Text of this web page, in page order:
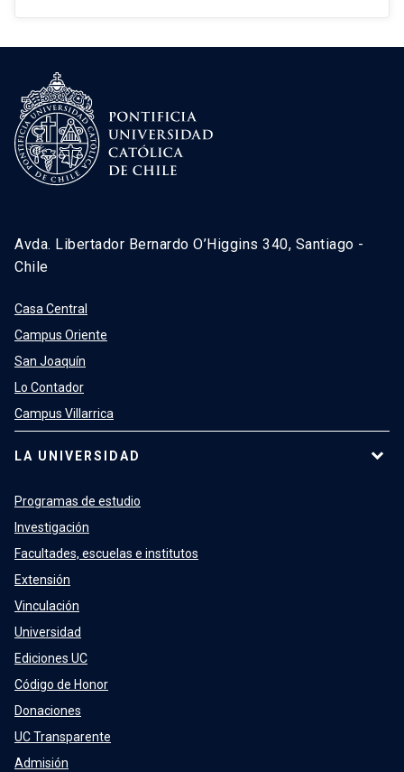
Avda. Libertador Bernardo O’Higgins 340, Santiago -
Chile
Casa Central
Campus Oriente
San Joaquín
Lo Contador
Campus Villarrica
LA UNIVERSIDAD
Programas de estudio
Investigación
Facultades, escuelas e institutos
Extensión
Vinculación
Universidad
Ediciones UC
Código de Honor
Donaciones
UC Transparente
Admisión